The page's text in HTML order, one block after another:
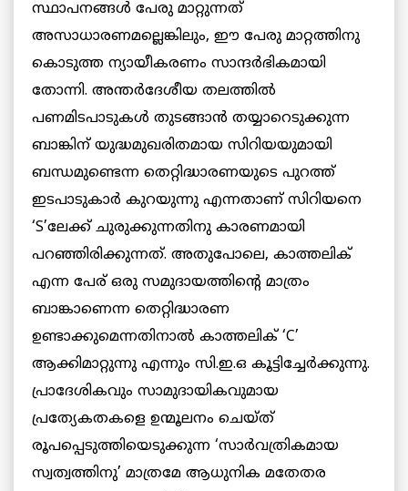
സ്ഥാപനങ്ങൾ പേരു മാറ്റുന്നത്
അസാധാരണമല്ലെങ്കിലും, ഈ പേരു മാറ്റത്തിനു
കൊടുത്ത ന്യായീകരണം സാന്ദർഭികമായി
തോന്നി. അന്തർദേശീയ തലത്തിൽ
പണമിടപാടുകൾ തുടങ്ങാൻ തയ്യാറെടുക്കുന്ന
ബാങ്കിന് യുദ്ധമുഖരിതമായ സിറിയയുമായി
ബന്ധമുണ്ടെന്ന തെറ്റിദ്ധാരണയുടെ പുറത്ത്
ഇടപാടുകാർ കുറയുന്നു എന്നതാണ് സിറിയനെ
‘S’ലേക്ക് ചുരുക്കുന്നതിനു കാരണമായി
പറഞ്ഞിരിക്കുന്നത്. അതുപോലെ, കാത്തലിക്
എന്ന പേര് ഒരു സമുദായത്തിന്റെ മാത്രം
ബാങ്കാണെന്ന തെറ്റിദ്ധാരണ
ഉണ്ടാക്കുമെന്നതിനാൽ കാത്തലിക് ‘C’
ആക്കിമാറ്റുന്നു എന്നും സി.ഇ.ഒ കൂട്ടിച്ചേർക്കുന്നു.
പ്രാദേശികവും സാമുദായികവുമായ
പ്രത്യേകതകളെ ഉന്മൂലനം ചെയ്ത്
രൂപപ്പെടുത്തിയെടുക്കുന്ന ‘സാർവത്രികമായ
സ്വത്വത്തിനു’ മാത്രമേ ആധുനിക മതേതര